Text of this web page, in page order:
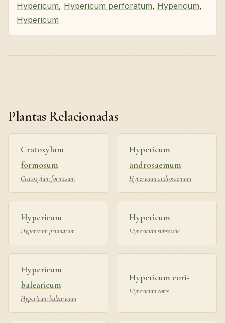
Hypericum, Hypericum perforatum, Hypericum,
Hypericum
Plantas Relacionadas
Cratoxylum
formosum
Cratoxylum formosum
Hypericum
androsaemum
Hypericum androsaemum
Hypericum
Hypericum pruinatum
Hypericum
Hypericum subsessile
Hypericum
balearicum
Hypericum balearicum
Hypericum coris
Hypericum coris